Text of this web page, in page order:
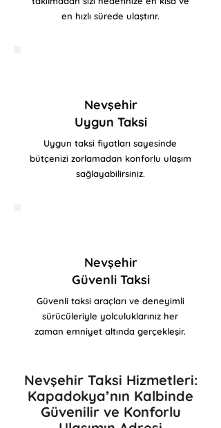
en hızlı sürede ulaştırır.
Nevşehir
Uygun Taksi
Uygun taksi fiyatları sayesinde
bütçenizi zorlamadan konforlu ulaşım
sağlayabilirsiniz.
Nevşehir
Güvenli Taksi
Güvenli taksi araçları ve deneyimli
sürücüleriyle yolculuklarınız her
zaman emniyet altında gerçekleşir.
Nevşehir Taksi Hizmetleri:
Kapadokya’nın Kalbinde
Güvenilir ve Konforlu